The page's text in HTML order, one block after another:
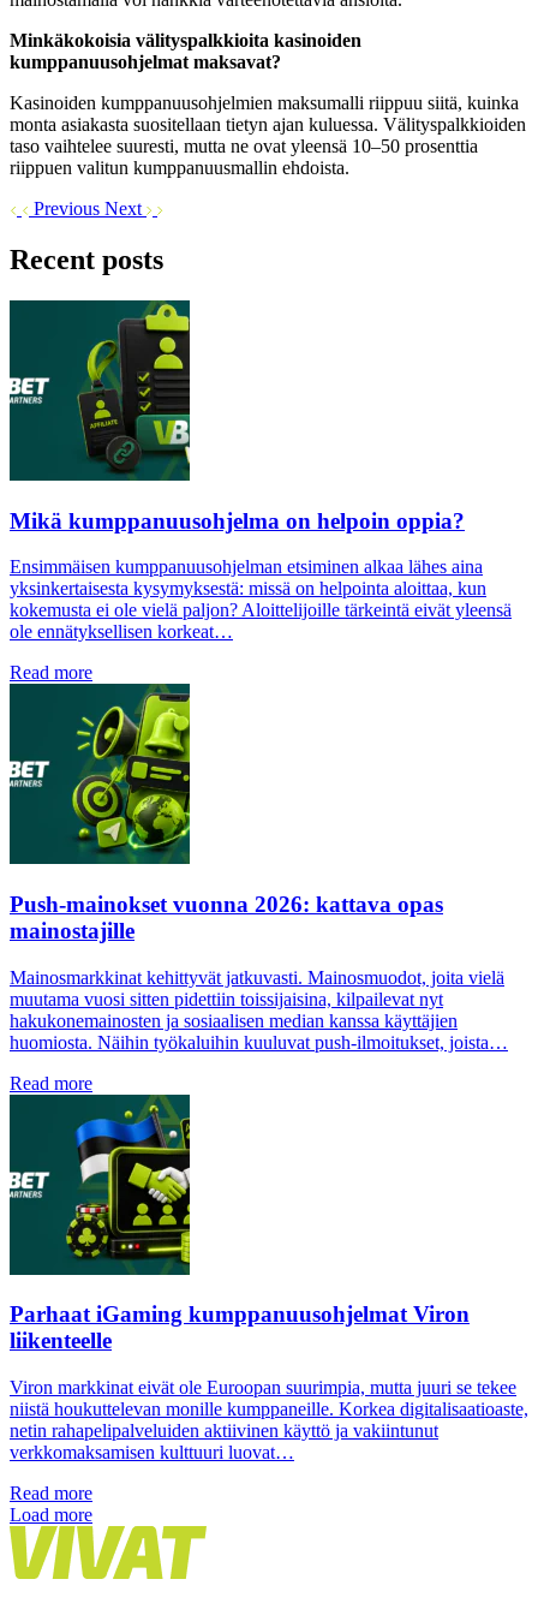
Minkäkokoisia välityspalkkioita kasinoiden
kumppanuusohjelmat maksavat?
Kasinoiden kumppanuusohjelmien maksumalli riippuu siitä, kuinka
monta asiakasta suositellaan tietyn ajan kuluessa. Välityspalkkioiden
taso vaihtelee suuresti, mutta ne ovat yleensä 10–50 prosenttia
riippuen valitun kumppanuusmallin ehdoista.
Previous Next
Recent posts
Mikä kumppanuusohjelma on helpoin oppia?
Ensimmäisen kumppanuusohjelman etsiminen alkaa lähes aina
yksinkertaisesta kysymyksestä: missä on helpointa aloittaa, kun
kokemusta ei ole vielä paljon? Aloittelijoille tärkeintä eivät yleensä
ole ennätyksellisen korkeat…
Read more
Push-mainokset vuonna 2026: kattava opas
mainostajille
Mainosmarkkinat kehittyvät jatkuvasti. Mainosmuodot, joita vielä
muutama vuosi sitten pidettiin toissijaisina, kilpailevat nyt
hakukonemainosten ja sosiaalisen median kanssa käyttäjien
huomiosta. Näihin työkaluihin kuuluvat push-ilmoitukset, joista…
Read more
Parhaat iGaming kumppanuusohjelmat Viron
liikenteelle
Viron markkinat eivät ole Euroopan suurimpia, mutta juuri se tekee
niistä houkuttelevan monille kumppaneille. Korkea digitalisaatioaste,
netin rahapelipalveluiden aktiivinen käyttö ja vakiintunut
verkkomaksamisen kulttuuri luovat…
Read more
Load more